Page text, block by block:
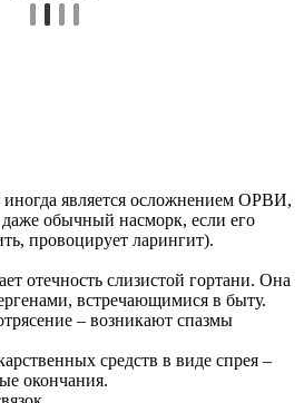
является осложнением ОРВИ,
обычный насморк, если его
провоцирует ларингит).
отечность слизистой гортани. Она
встречающимися в быту.
– возникают спазмы
средств в виде спрея –
окончания.